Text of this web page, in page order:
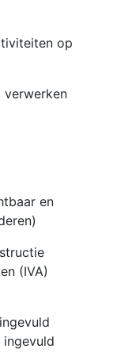
op
verwerken
en
(IVA)
ingevuld